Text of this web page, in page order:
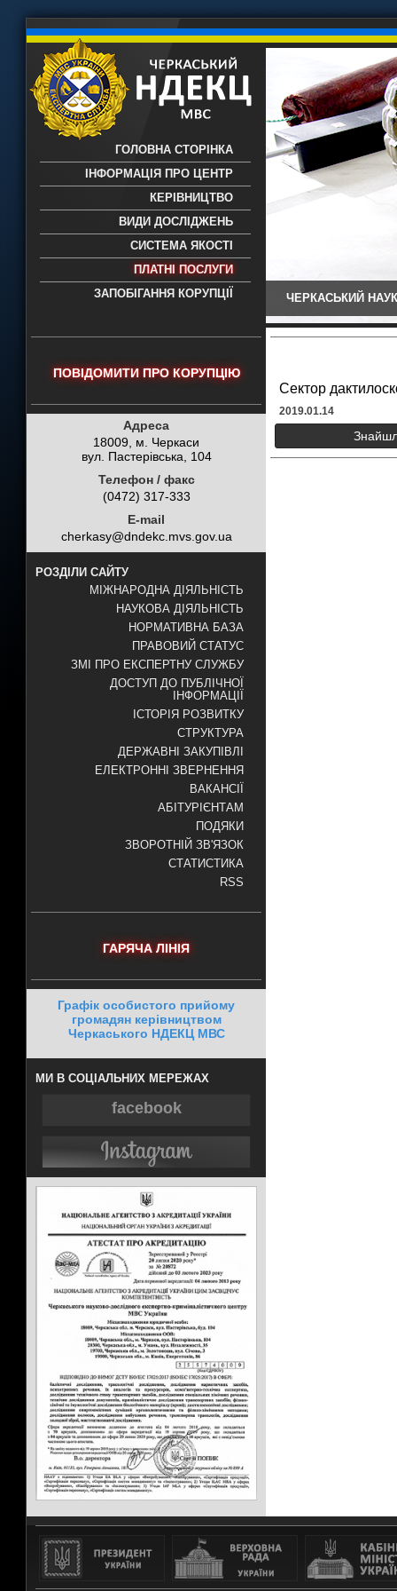
науково-дослідний експертно-
- проведення всих видів судових
експертиз
ГОЛОВНА СТОРІНКА
ІНФОРМАЦІЯ ПРО ЦЕНТР
КЕРІВНИЦТВО
ВИДИ ДОСЛІДЖЕНЬ
СИСТЕМА ЯКОСТІ
ПЛАТНІ ПОСЛУГИ
ЗАПОБІГАННЯ КОРУПЦІЇ
ЧЕРКАСЬКИЙ
ПОВІДОМИТИ ПРО КОРУПЦІЮ
Адреса
18009, м. Черкаси
вул. Пастерівська, 104
Телефон / факс
(0472) 317-333
E-mail
cherkasy@dndekc.mvs.gov.ua
РОЗДІЛИ САЙТУ
МІЖНАРОДНА ДІЯЛЬНІСТЬ
НАУКОВА ДІЯЛЬНІСТЬ
НОРМАТИВНА БАЗА
ПРАВОВИЙ СТАТУС
ЗМІ ПРО ЕКСПЕРТНУ СЛУЖБУ
ДОСТУП ДО ПУБЛІЧНОЇ
ІНФОРМАЦІЇ
ІСТОРІЯ РОЗВИТКУ
СТРУКТУРА
ДЕРЖАВНІ ЗАКУПІВЛІ
ЕЛЕКТРОННІ ЗВЕРНЕННЯ
ВАКАНСІЇ
АБІТУРІЄНТАМ
ПОДЯКИ
ЗВОРОТНІЙ ЗВ'ЯЗОК
СТАТИСТИКА
RSS
ГАРЯЧА ЛІНІЯ
Графік особистого прийому
громадян керівництвом
Черкаського НДЕКЦ МВС
МИ В СОЦІАЛЬНИХ МЕРЕЖАХ
facebook
Cектор
2019.01.14